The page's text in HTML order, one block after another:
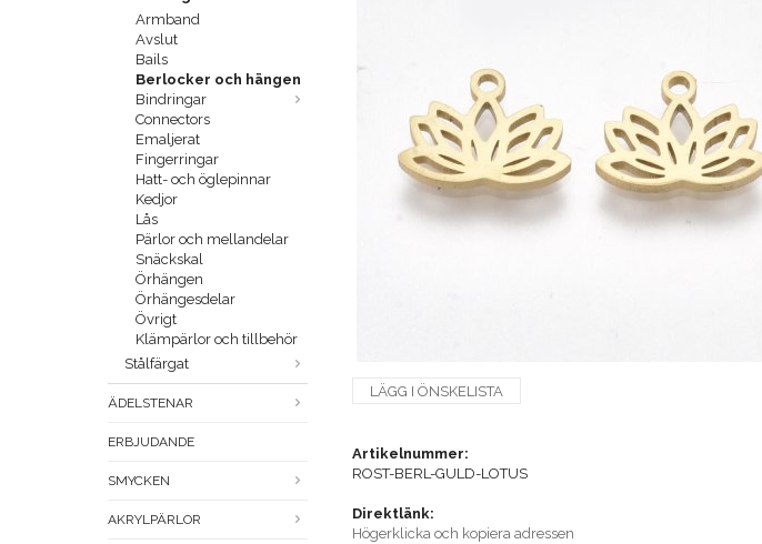
Armband
Avslut
Bails
Berlocker och hängen
Bindringar
Connectors
Emaljerat
Fingerringar
Hatt- och öglepinnar
Kedjor
Lås
Pärlor och mellandelar
Snäckskal
Örhängen
Örhängesdelar
Övrigt
Klämpärlor och tillbehör
Stålfärgat
ÄDELSTENAR
ERBJUDANDE
SMYCKEN
AKRYLPÄRLOR
LÄGG I ÖNSKELISTA
Artikelnummer:
ROST-BERL-GULD-LOTUS
Direktlänk:
Högerklicka och kopiera adressen